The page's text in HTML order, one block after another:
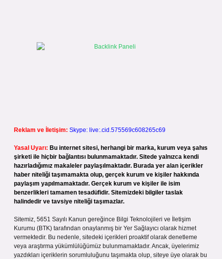
Reklam ve İletişim: Skype: live:.cid.575569c608265c69
Yasal Uyarı: Bu internet sitesi, herhangi bir marka, kurum veya şahıs
şirketi ile hiçbir bağlantısı bulunmamaktadır. Sitede yalnızca kendi
hazırladığımız makaleler paylaşılmaktadır. Burada yer alan içerikler
haber niteliği taşımamakta olup, gerçek kurum ve kişiler hakkında
paylaşım yapılmamaktadır. Gerçek kurum ve kişiler ile isim
benzerlikleri tamamen tesadüfidir. Sitemizdeki bilgiler taslak
halindedir ve tavsiye niteliği taşımazlar.
Sitemiz, 5651 Sayılı Kanun gereğince Bilgi Teknolojileri ve İletişim
Kurumu (BTK) tarafından onaylanmış bir Yer Sağlayıcı olarak hizmet
vermektedir. Bu nedenle, sitedeki içerikleri proaktif olarak denetleme
veya araştırma yükümlülüğümüz bulunmamaktadır. Ancak, üyelerimiz
yazdıkları içeriklerin sorumluluğunu taşımakta olup, siteye üye olarak bu